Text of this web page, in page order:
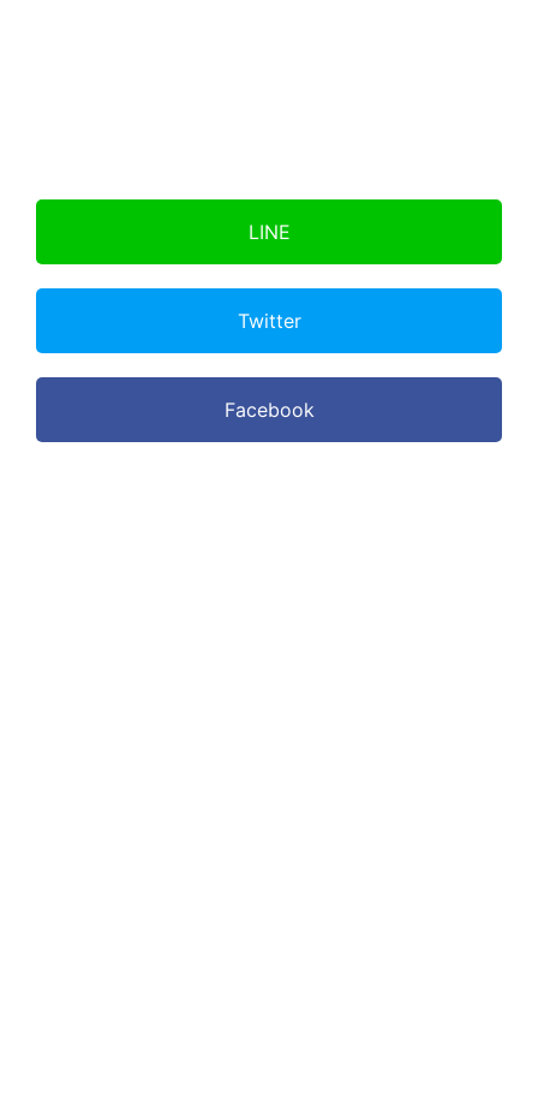
LINE
Twitter
Facebook